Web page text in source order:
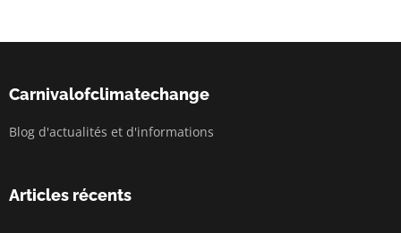
Carnivalofclimatechange
Blog d'actualités et d'informations
Articles récents